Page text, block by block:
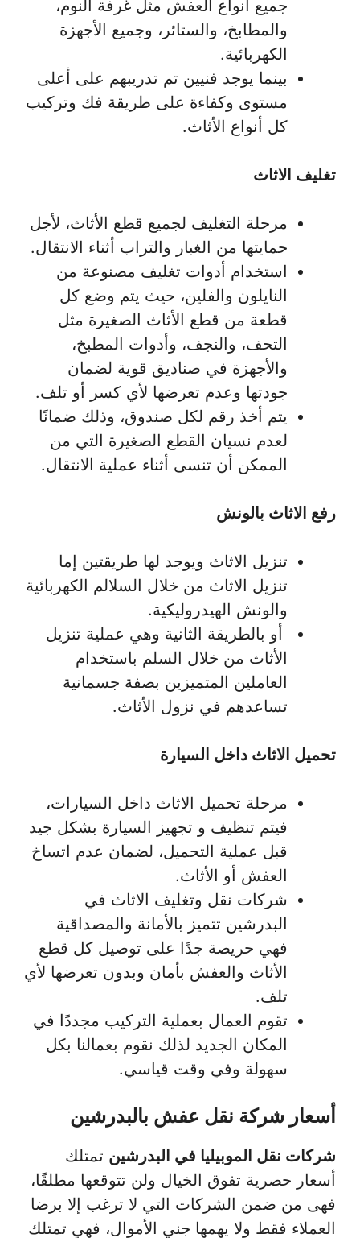
جميع أنواع العفش مثل غرفة النوم،
والمطابخ، والستائر، وجميع الأجهزة
الكهربائية.
بينما يوجد فنيين تم تدريبهم على أعلى
مستوى وكفاءة على طريقة فك وتركيب
كل أنواع الأثاث.
تغليف الاثاث
مرحلة التغليف لجميع قطع الأثاث، لأجل
حمايتها من الغبار والتراب أثناء الانتقال.
استخدام أدوات تغليف مصنوعة من
النايلون والفلين، حيث يتم وضع كل
قطعة من قطع الأثاث الصغيرة مثل
التحف، والنجف، وأدوات المطبخ،
والأجهزة في صناديق قوية لضمان
جودتها وعدم تعرضها لأي كسر أو تلف.
يتم أخذ رقم لكل صندوق، وذلك ضمانًا
لعدم نسيان القطع الصغيرة التي من
الممكن أن تنسى أثناء عملية الانتقال.
رفع الاثاث بالونش
تنزيل الاثاث ويوجد لها طريقتين إما
تنزيل الاثاث من خلال السلالم الكهربائية
والونش الهيدروليكية.
أو بالطريقة الثانية وهي عملية تنزيل
الأثاث من خلال السلم باستخدام
العاملين المتميزين بصفة جسمانية
تساعدهم في نزول الأثاث.
تحميل الاثاث داخل السيارة
مرحلة تحميل الاثاث داخل السيارات،
فيتم تنظيف و تجهيز السيارة بشكل جيد
قبل عملية التحميل، لضمان عدم اتساخ
العفش أو الأثاث.
شركات نقل وتغليف الاثاث في
البدرشين تتميز بالأمانة والمصداقية
فهي حريصة جدًا على توصيل كل قطع
الأثاث والعفش بأمان وبدون تعرضها لأي
تلف.
تقوم العمال بعملية التركيب مجددًا في
المكان الجديد لذلك نقوم بعمالنا بكل
سهولة وفي وقت قياسي.
أسعار شركة نقل عفش بالبدرشين
شركات نقل الموبيليا في البدرشين تمتلك
أسعار حصرية تفوق الخيال ولن تتوقعها مطلقًا،
فهى من ضمن الشركات التي لا ترغب إلا برضا
العملاء فقط ولا يهمها جني الأموال، فهي تمتلك